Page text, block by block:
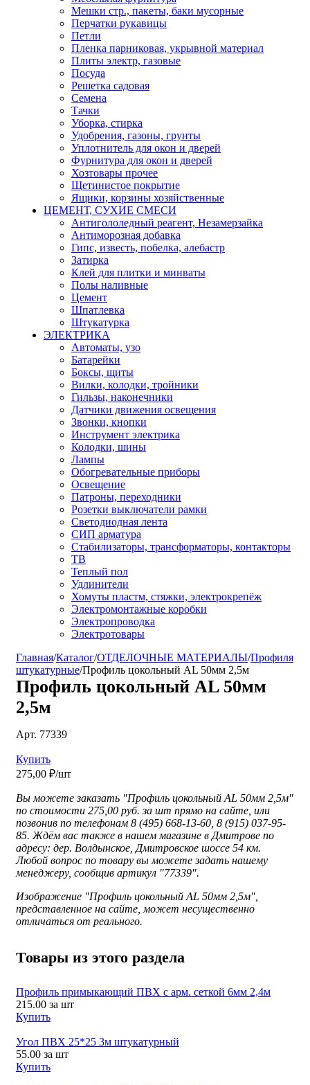
Мешки стр., пакеты, баки мусорные
Перчатки рукавицы
Петли
Пленка парниковая, укрывной материал
Плиты электр, газовые
Посуда
Решетка садовая
Семена
Тачки
Уборка, стирка
Удобрения, газоны, грунты
Уплотнитель для окон и дверей
Фурнитура для окон и дверей
Хозтовары прочее
Щетинистое покрытие
Ящики, корзины хозяйственные
ЦЕМЕНТ, СУХИЕ СМЕСИ
Антигололедный реагент, Незамерзайка
Антиморозная добавка
Гипс, известь, побелка, алебастр
Затирка
Клей для плитки и минваты
Полы наливные
Цемент
Шпатлевка
Штукатурка
ЭЛЕКТРИКА
Автоматы, узо
Батарейки
Боксы, щиты
Вилки, колодки, тройники
Гильзы, наконечники
Датчики движения освещения
Звонки, кнопки
Инструмент электрика
Колодки, шины
Лампы
Обогревательные приборы
Освещение
Патроны, переходники
Розетки выключатели рамки
Светодиодная лента
СИП арматура
Стабилизаторы, трансформаторы, контакторы
ТВ
Теплый пол
Удлинители
Хомуты пластм, стяжки, электрокрепёж
Электромонтажные коробки
Электропроводка
Электротовары
Главная/Каталог/ОТДЕЛОЧНЫЕ МАТЕРИАЛЫ/Профиля
штукатурные/Профиль цокольный AL 50мм 2,5м
Профиль цокольный AL 50мм
2,5м
Арт. 77339
Купить
275,00 ₽/шт
Вы можете заказать "Профиль цокольный AL 50мм 2,5м"
по стоимости 275,00 руб. за шт прямо на сайте, или
позвонив по телефонам 8 (495) 668-13-60, 8 (915) 037-95-
85. Ждём вас также в нашем магазине в Дмитрове по
адресу: дер. Волдынское, Дмитровское шоссе 54 км.
Любой вопрос по товару вы можете задать нашему
менеджеру, сообщив артикул "77339".
Изображение "Профиль цокольный AL 50мм 2,5м",
представленное на сайте, может несущественно
отличаться от реального.
Товары из этого раздела
Профиль примыкающий ПВХ с арм. сеткой 6мм 2,4м
215.00 за шт
Купить
Угол ПВХ 25*25 3м штукатурный
55.00 за шт
Купить